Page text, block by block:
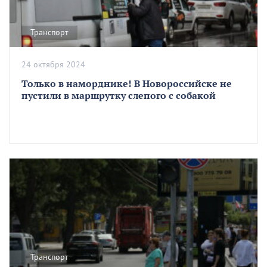
Транспорт
Только в наморднике! В Новороссийске не
пустили в маршрутку слепого с собакой
24 октября 2024
Транспорт